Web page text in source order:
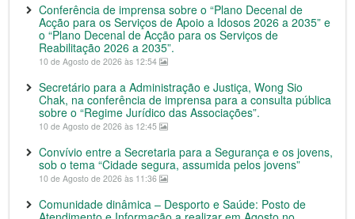
Conferência de imprensa sobre o “Plano Decenal de
Acção para os Serviços de Apoio a Idosos 2026 a 2035” e
o “Plano Decenal de Acção para os Serviços de
Reabilitação 2026 a 2035”.
10 de Agosto de 2026 às 12:54
Secretário para a Administração e Justiça, Wong Sio
Chak, na conferência de imprensa para a consulta pública
sobre o “Regime Jurídico das Associações”.
10 de Agosto de 2026 às 12:45
Convívio entre a Secretaria para a Segurança e os jovens,
sob o tema “Cidade segura, assumida pelos jovens”
10 de Agosto de 2026 às 11:36
Comunidade dinâmica – Desporto e Saúde: Posto de